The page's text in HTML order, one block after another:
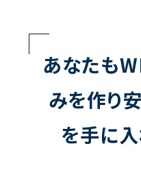
あなたも
みを作り
を手に